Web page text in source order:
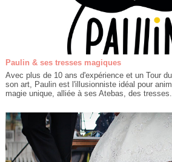
Paulin & ses tresses magiques
Avec plus de 10 ans d'expérience et un Tour
son art, Paulin est l'illusionniste idéal pour
magie unique, alliée à ses Atebas, des